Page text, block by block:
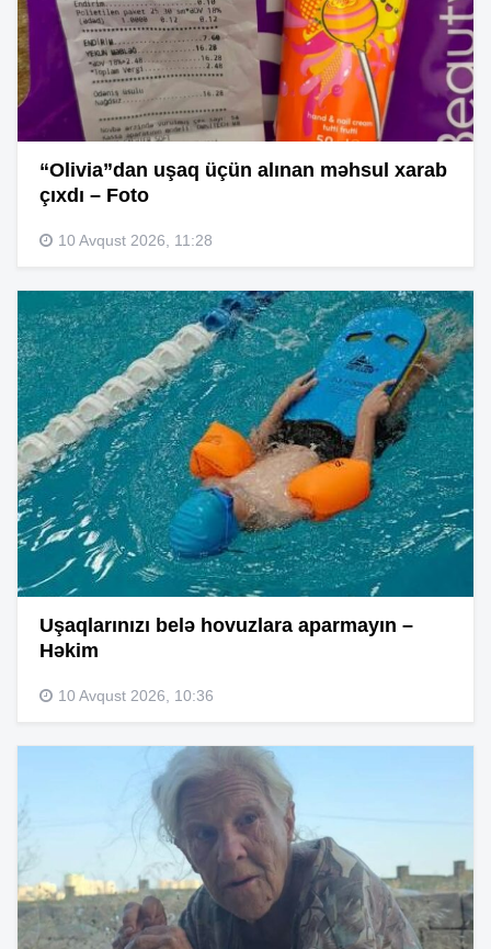
“Olivia”dan uşaq üçün alınan məhsul xarab
çıxdı – Foto
10 Avqust 2026, 11:28
Uşaqlarınızı belə hovuzlara aparmayın –
Həkim
10 Avqust 2026, 10:36